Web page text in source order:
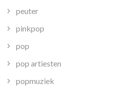
peuter
pinkpop
pop
pop artiesten
popmuziek